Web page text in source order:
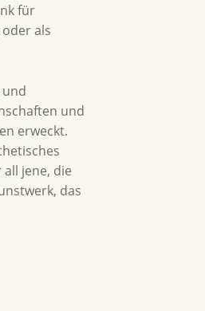
für
als
und
und
erweckt.
jene, die
das